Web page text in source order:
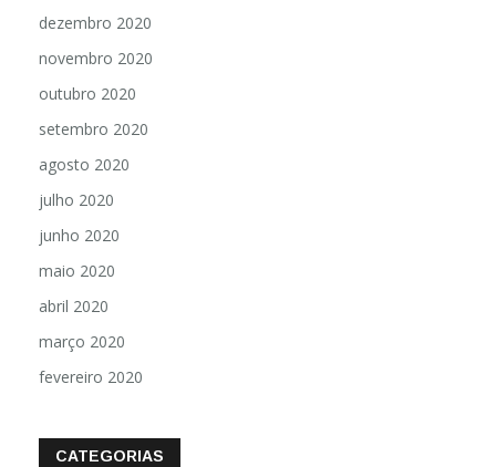
dezembro 2020
novembro 2020
outubro 2020
setembro 2020
agosto 2020
julho 2020
junho 2020
maio 2020
abril 2020
março 2020
fevereiro 2020
CATEGORIAS